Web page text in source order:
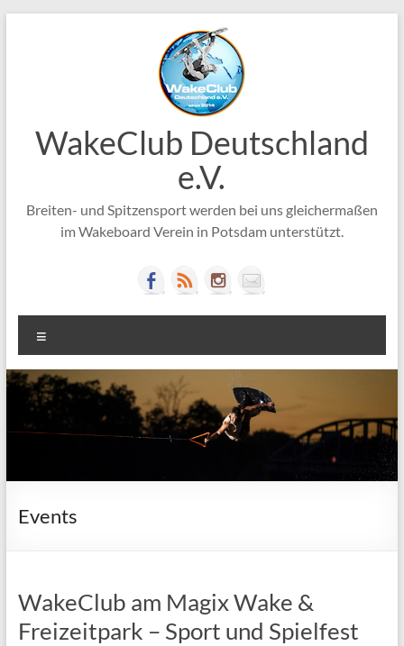
WakeClub Deutschland
e.V.
Breiten- und Spitzensport werden bei uns gleichermaßen
im Wakeboard Verein in Potsdam unterstützt.
Events
WakeClub am Magix Wake &
Freizeitpark – Sport und Spielfest